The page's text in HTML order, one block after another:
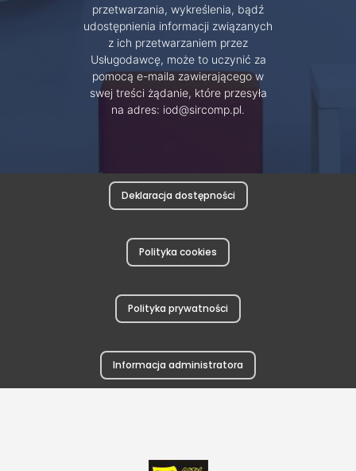
przetwarzania, wykreślenia, bądź
udostępnienia informacji związanych
z ich przetwarzaniem przez
Usługodawcę, może to uczynić za
pomocą e-maila zawierającego w
swej treści żądanie, które przesyła
na adres: iod@sircomp.pl.
Deklaracja dostępności
Polityka cookies
Polityka prywatności
Informacja administratora